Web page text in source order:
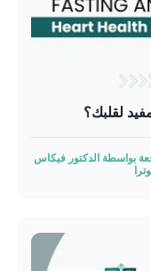
لقلبك؟
بواسطة الدكتور فيكاس